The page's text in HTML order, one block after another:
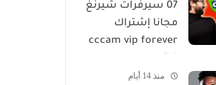
07 سيرفرات شيرنغ
مجانا إشتراك
cccam vip forever
2024
منذ 14 أيام